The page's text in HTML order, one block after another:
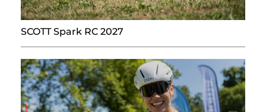
SCOTT Spark RC 2027